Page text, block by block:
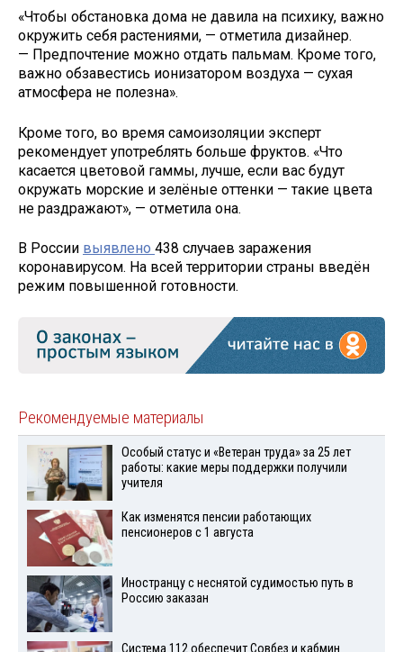
«Чтобы обстановка дома не давила на психику, важно
окружить себя растениями, — отметила дизайнер.
— Предпочтение можно отдать пальмам. Кроме того,
важно обзавестись ионизатором воздуха — сухая
атмосфера не полезна».
Кроме того, во время самоизоляции эксперт
рекомендует употреблять больше фруктов. «Что
касается цветовой гаммы, лучше, если вас будут
окружать морские и зелёные оттенки — такие цвета
не раздражают», — отметила она.
В России выявлено 438 случаев заражения
коронавирусом. На всей территории страны введён
режим повышенной готовности.
Рекомендуемые материалы
Особый статус и «Ветеран труда» за 25 лет
работы: какие меры поддержки получили
учителя
Как изменятся пенсии работающих
пенсионеров с 1 августа
Иностранцу с неснятой судимостью путь в
Россию заказан
Система 112 обеспечит Совбез и кабмин